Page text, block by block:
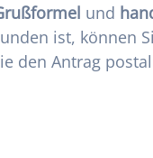
und
ist, können
den Antrag